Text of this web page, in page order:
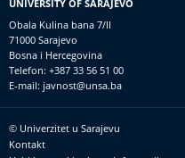
UNIVERSITY OF SARAJEVO
Obala Kulina bana 7/II
71000 Sarajevo
Bosna i Hercegovina
Telefon: +387 33 56 51 00
E-mail: javnost@unsa.ba
Footer
© Univerzitet u Sarajevu
Kontakt